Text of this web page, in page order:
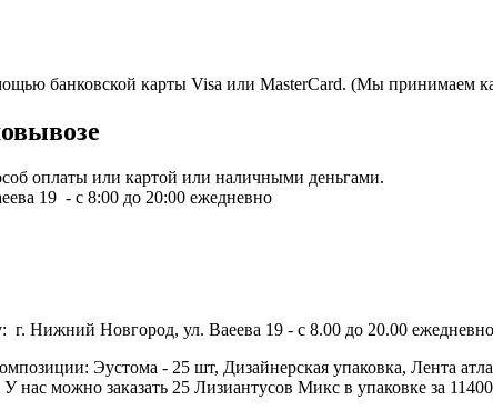
банковской карты Visa или MasterCard. (Мы принимаем
оплаты или картой или наличными деньгами.
19 - с 8:00 до 20:00 ежедневно
г. Нижний Новгород, ул. Ваеева 19 - с 8.00 до 20.00
Эустома - 25 шт, Дизайнерская упаковка, Лента
можно заказать 25 Лизиантусов Микс в упаковке за